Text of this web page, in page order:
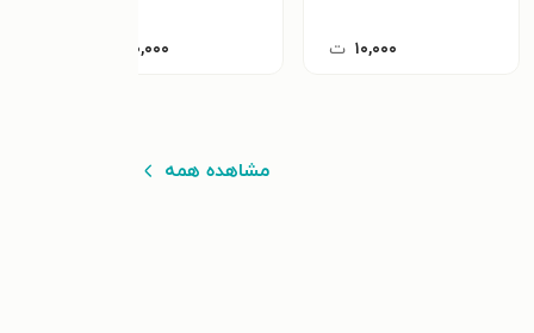
۱۰,۰۰۰ ت ۱۲۰,۰۰۰
مشاهده همه